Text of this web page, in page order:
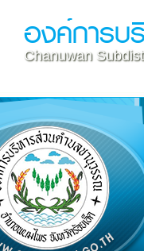
องค์การบ
Chanuwan